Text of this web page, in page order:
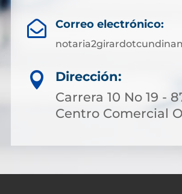
 Correo electrónico:

Dirección:
Carrera 10 No 19 -
Centro Comercial